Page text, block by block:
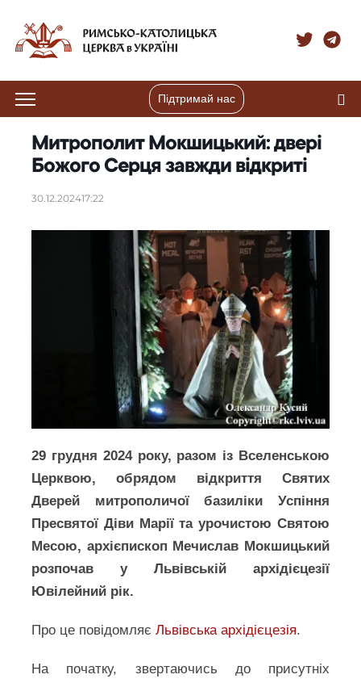
Підтримай нас
Митрополит Мокшицький: двері
Божого Серця завжди відкриті
30.12.202417:22
29 грудня 2024 року, разом із Вселенською
Церквою, обрядом відкриття Святих
Дверей митрополичої базиліки Успіння
Пресвятої Діви Марії та урочистою Святою
Месою, архієпископ Мечислав Мокшицький
розпочав у Львівській архідієцезії
Ювілейний рік.
Про це повідомляєЛьвівська архідієцезія.
На початку, звертаючись до присутніх